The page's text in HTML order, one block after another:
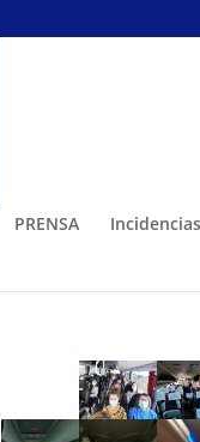
PRENSA